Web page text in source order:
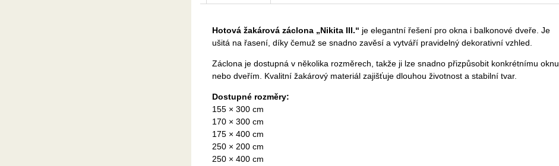
Hotová žakárová záclona „Nikita III.“ je elegantní řešení pro okna i balkonové dveře. Je
ušitá na řasení, díky čemuž se snadno zavěsí a vytváří pravidelný dekorativní vzhled.
Záclona je dostupná v několika rozměrech, takže ji lze snadno přizpůsobit konkrétnímu oknu
nebo dveřím. Kvalitní žakárový materiál zajišťuje dlouhou životnost a stabilní tvar.
Dostupné rozměry:
155 × 300 cm
170 × 300 cm
175 × 400 cm
250 × 200 cm
250 × 400 cm